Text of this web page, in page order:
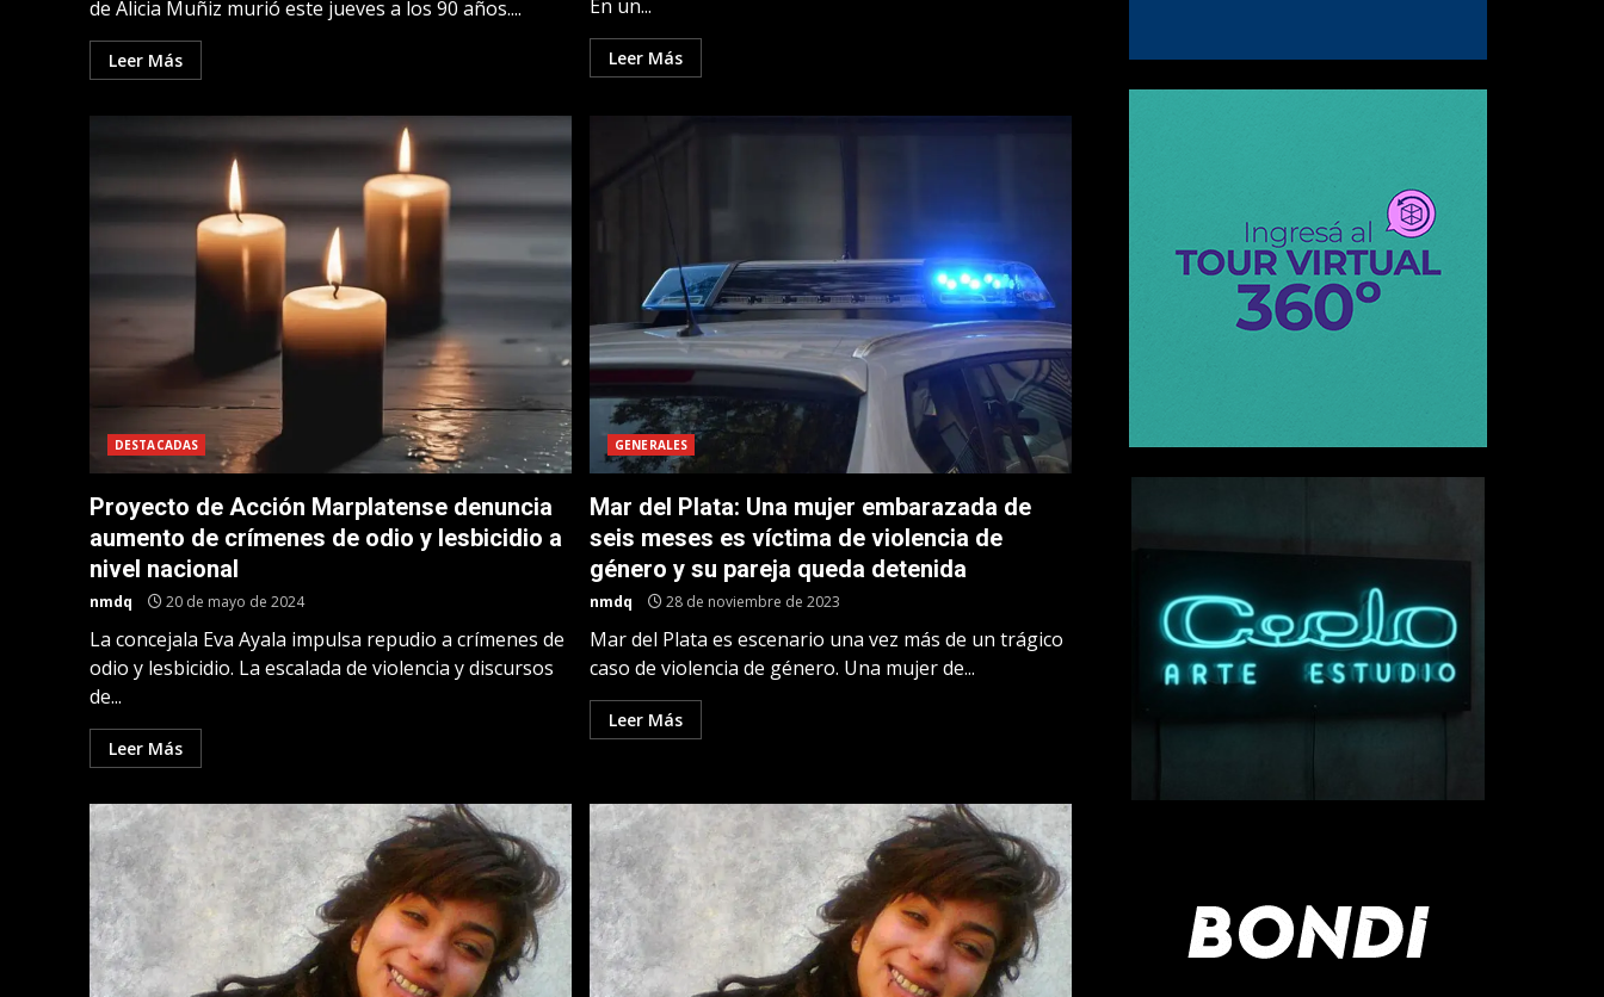
de Alicia Muñiz murió este jueves a los 90 años....
Leer Más
En un...
Leer Más
DESTACADAS
Proyecto de Acción Marplatense denuncia
aumento de crímenes de odio y lesbicidio a
nivel nacional
nmdq 20 de mayo de 2024
La concejala Eva Ayala impulsa repudio a crímenes de
odio y lesbicidio. La escalada de violencia y discursos
de...
Leer Más
GENERALES
Mar del Plata: Una mujer embarazada de
seis meses es víctima de violencia de
género y su pareja queda detenida
nmdq 28 de noviembre de 2023
Mar del Plata es escenario una vez más de un trágico
caso de violencia de género. Una mujer de...
Leer Más